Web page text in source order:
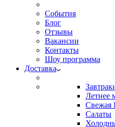
События
Блог
Отзывы
Вакансии
Контакты
Шоу программа
Доставка
Летнее
Свежая
Салаты